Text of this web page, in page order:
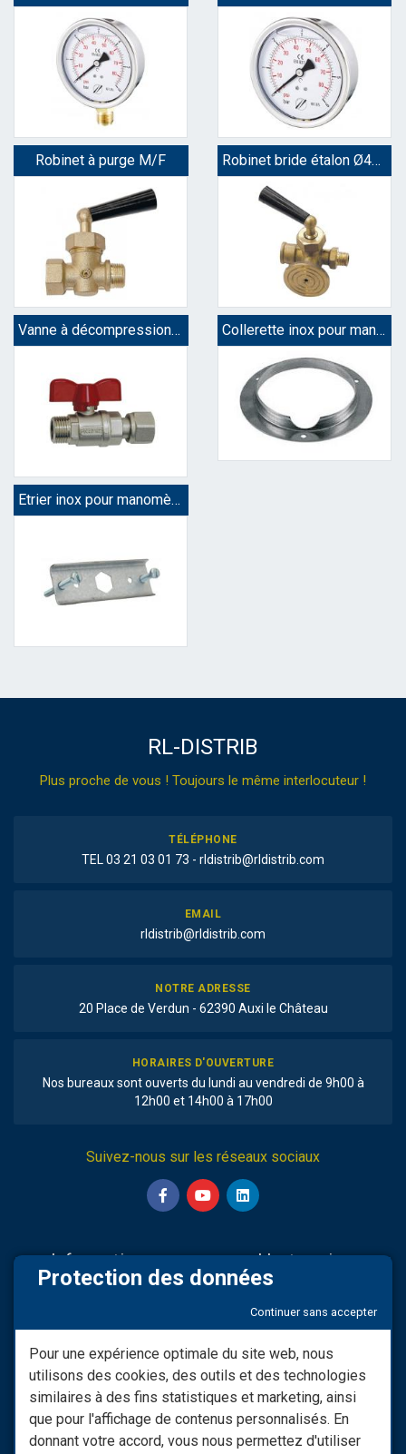
Robinet à purge M/F Robinet bride étalon Ø40 x 5
Vanne à décompression M/F écrou Collerette inox pour mano Ø 63
Etrier inox pour manomètre Ø63
RL-DISTRIB
Plus proche de vous ! Toujours le même interlocuteur !
TÉLÉPHONE
TEL 03 21 03 01 73 - rldistrib@rldistrib.com
EMAIL
rldistrib@rldistrib.com
NOTRE ADRESSE
20 Place de Verdun - 62390 Auxi le Château
HORAIRES D'OUVERTURE
Nos bureaux sont ouverts du lundi au vendredi de 9h00 à
12h00 et 14h00 à 17h00
Suivez-nous sur les réseaux sociaux
Informations
Modifier consentement RGPD
Conditions générales de
vente
Les Moyens De Paiement
Nous Contacter
L'entreprise
Qui Sommes-nous
Infos LIVRAISON
Besoin d'informations ?
Protection des données
Continuer sans accepter
Pour une expérience optimale du site web, nous
utilisons des cookies, des outils et des technologies
similaires à des fins statistiques et marketing, ainsi
que pour l'affichage de contenus personnalisés. En
donnant votre accord, vous nous permettez d'utiliser